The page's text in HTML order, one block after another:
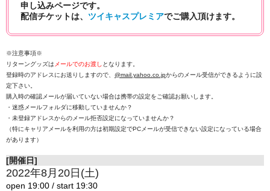
申し込みページです。
配信チケットは、 ツイキャスプレミアでご購入頂けます。
※注意事項※
リターングッズは メールでのお渡し となります。
登録時のアドレスにお送りしますので、 @mail.yahoo.co.jpからのメール受信ができるように設
定下さい。
購入時の確認メールが届いていない場合は携帯の設定をご確認お願いします。
・迷惑メールフォルダに移動していませんか？
・未登録アドレスからのメール拒否設定になっていませんか？
（特にキャリアメールを利用の方は初期設定でPCメールが受信できない設定になっている場合
があります）
[開催日]
2022年8月20日(土)
open 19:00 / start 19:30